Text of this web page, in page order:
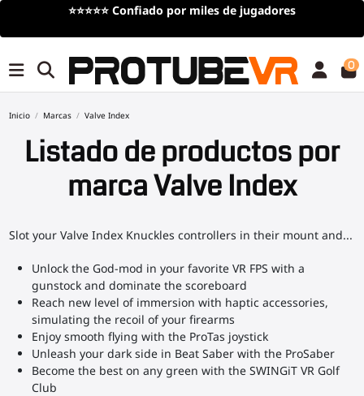
Envíogratis en compras superiores a 100€/115$ (por
0
Inicio Marcas Valve Index
Listado de productos por
marca Valve Index
Slot your Valve Index Knuckles controllers in their mount and...
Unlock the God-mod in your favorite VR FPS with a
gunstock and dominate the scoreboard
Reach new level of immersion with haptic accessories,
simulating the recoil of your firearms
Enjoy smooth flying with the ProTas joystick
Unleash your dark side in Beat Saber with the ProSaber
Become the best on any green with the SWINGiT VR Golf
Club